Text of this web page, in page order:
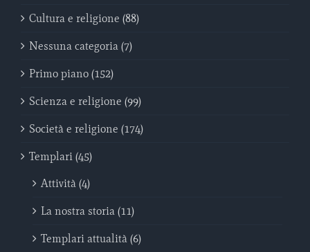
Cultura e religione (88)
Nessuna categoria (7)
Primo piano (152)
Scienza e religione (99)
Società e religione (174)
Templari (45)
Attività (4)
La nostra storia (11)
Templari attualità (6)